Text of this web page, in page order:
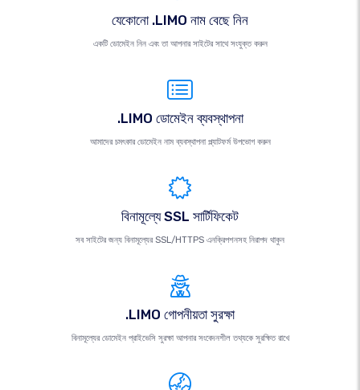
যেকোনো .LIMO নাম বেছে নিন
একটি ডোমেইন নিন এবং তা আপনার সাইটের সাথে সংযুক্ত করুন
.LIMO ডোমেইন ব্যবস্থাপনা
আমাদের চমৎকার ডোমেইন নাম ব্যবস্থাপনা প্ল্যাটফর্ম উপভোগ করুন
বিনামূল্যে SSL সার্টিফিকেট
সব সাইটের জন্য বিনামূল্যের SSL/HTTPS এনক্রিপশনসহ নিরাপদ থাকুন
.LIMO গোপনীয়তা সুরক্ষা
বিনামূল্যের ডোমেইন প্রাইভেসি সুরক্ষা আপনার সংবেদনশীল তথ্যকে সুরক্ষিত রাখে